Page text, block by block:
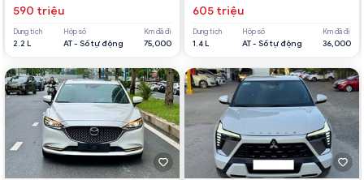
590 triệu
Dung tích
2.2 L
Hộp số
AT - Số tự động
Km đã đi
75,000
605 triệu
Dung tích
1.4 L
Hộp số
AT - Số tự động
Km đã đi
36,000